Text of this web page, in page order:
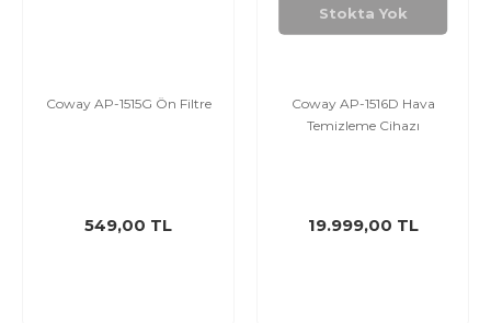
Coway AP-1515G Ön Filtre
549,00 TL
Stokta Yok
Coway AP-1516D Hava
Temizleme Cihazı
19.999,00 TL